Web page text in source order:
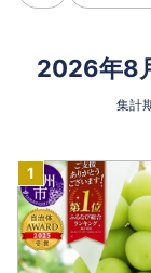
2026年8
集計